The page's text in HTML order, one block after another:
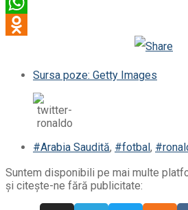
Sursa poze: Getty Images
#Arabia Saudită, #fotbal,
Suntem disponibili pe mai multe
și citește-ne fără publicitate: